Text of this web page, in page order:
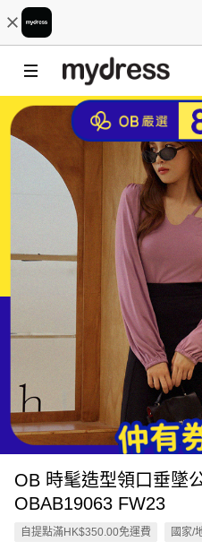
OB 時髦造型領口垂墜
OBAB19063 FW23
自提點滿HK$350.00免運費 國家/